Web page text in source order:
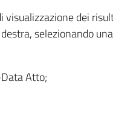
dei
selezionando
Atto;